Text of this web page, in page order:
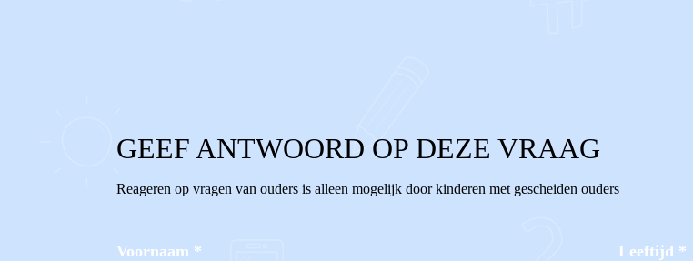
GEEF ANTWOORD OP DEZE VRAAG
Reageren op vragen van ouders is alleen mogelijk door kinderen met gescheiden ouders
Voornaam * Leeftijd *